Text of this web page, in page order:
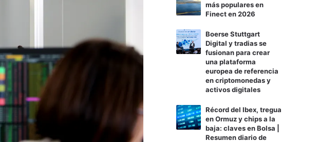
más populares en
Finect en 2026
Boerse Stuttgart
Digital y tradias se
fusionan para crear
una plataforma
europea de referencia
en criptomonedas y
activos digitales
Récord del Ibex, tregua
en Ormuz y chips a la
baja: claves en Bolsa |
Resumen diario de